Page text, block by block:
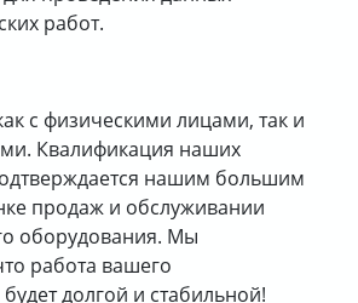
работ.
с физическими лицами, так и
Квалификация наших
нашим большим
продаж и обслуживании
оборудования. Мы
работа вашего
долгой и стабильной!